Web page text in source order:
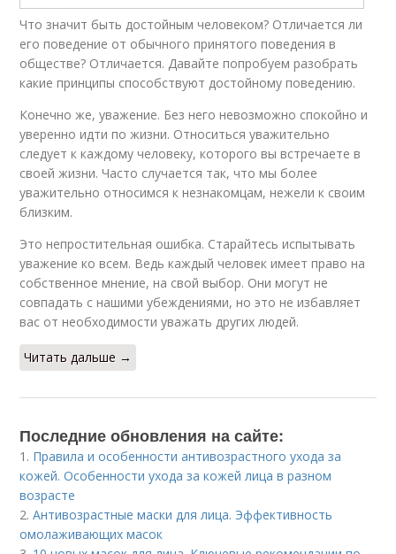
Что значит быть достойным человеком? Отличается ли
его поведение от обычного принятого поведения в
обществе? Отличается. Давайте попробуем разобрать
какие принципы способствуют достойному поведению.
Конечно же, уважение. Без него невозможно спокойно и
уверенно идти по жизни. Относиться уважительно
следует к каждому человеку, которого вы встречаете в
своей жизни. Часто случается так, что мы более
уважительно относимся к незнакомцам, нежели к своим
близким.
Это непростительная ошибка. Старайтесь испытывать
уважение ко всем. Ведь каждый человек имеет право на
собственное мнение, на свой выбор. Они могут не
совпадать с нашими убеждениями, но это не избавляет
вас от необходимости уважать других людей.
Читать дальше →
Последние обновления на сайте:
1. Правила и особенности антивозрастного ухода за
кожей. Особенности ухода за кожей лица в разном
возрасте
2.Антивозрастные маски для лица. Эффективность
омолаживающих масок